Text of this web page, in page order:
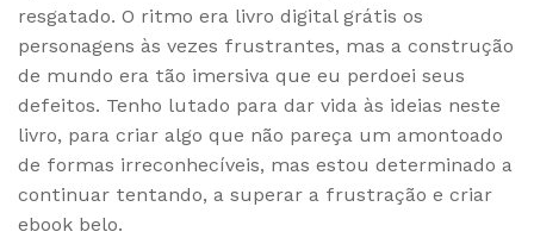
resgatado. O ritmo era livro digital grátis os
personagens às vezes frustrantes, mas a construção
de mundo era tão imersiva que eu perdoei seus
defeitos. Tenho lutado para dar vida às ideias neste
livro, para criar algo que não pareça um amontoado
de formas irreconhecíveis, mas estou determinado a
continuar tentando, a superar a frustração e criar
ebook belo.